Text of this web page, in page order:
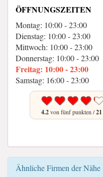
ÖFFNUNGSZEITEN
Montag: 10:00 - 23:00
Dienstag: 10:00 - 23:00
Mittwoch: 10:00 - 23:00
Donnerstag: 10:00 - 23:00
Freitag: 10:00 - 23:00
Samstag: 16:00 - 23:00
4.2von fünf punkten /21
Ähnliche Firmen der Nähe